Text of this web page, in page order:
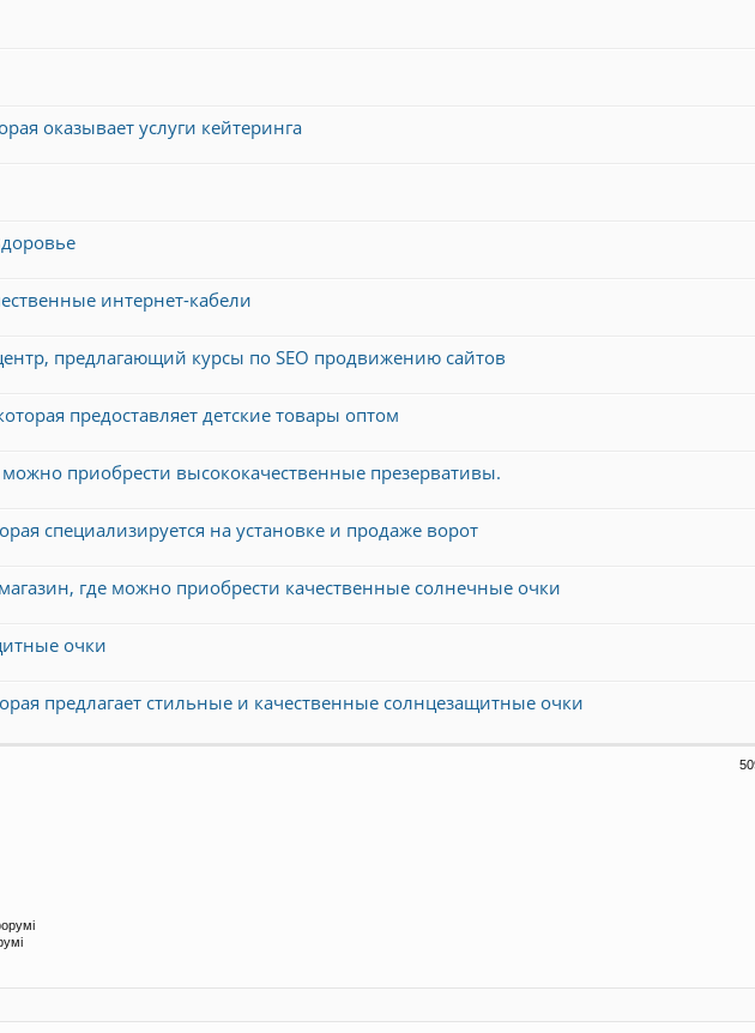
оказывает услуги кейтеринга
интернет-кабели
предлагающий курсы по SEO продвижению сайтов
предоставляет детские товары оптом
приобрести высококачественные презервативы.
специализируется на установке и продаже ворот
где можно приобрести качественные солнечные очки
очки
предлагает стильные и качественные солнцезащитные очки